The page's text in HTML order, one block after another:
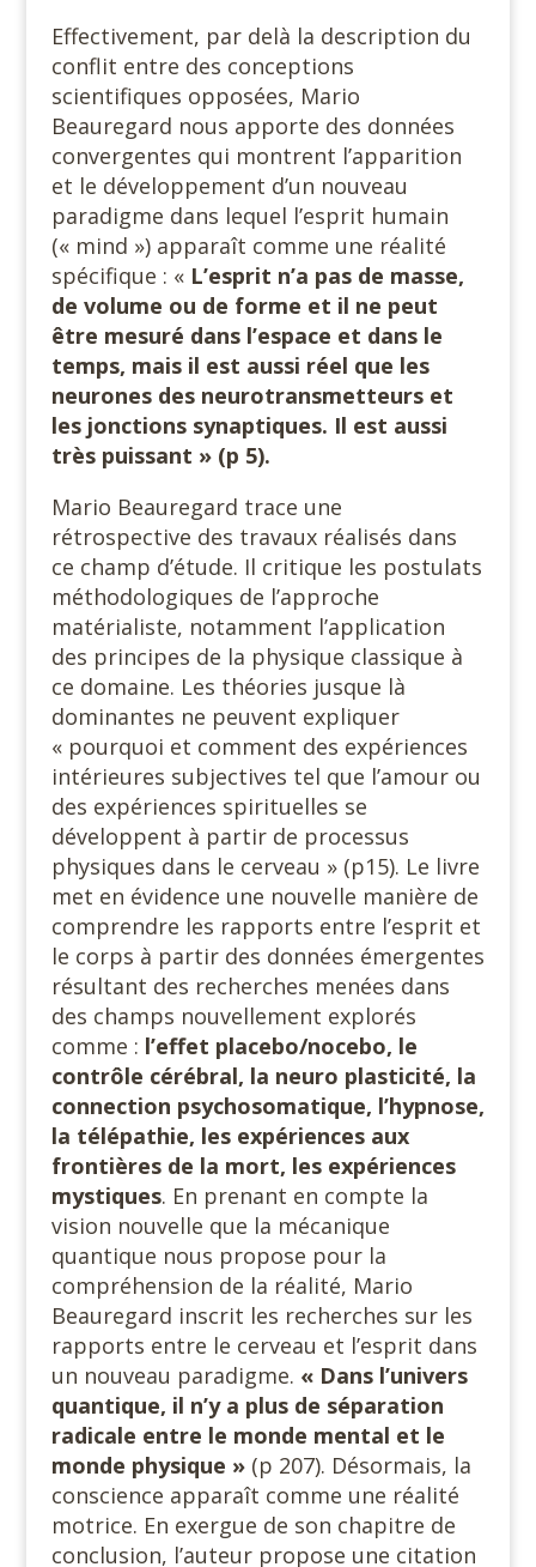
Effectivement, par delà la description du
conflit entre des conceptions
scientifiques opposées, Mario
Beauregard nous apporte des données
convergentes qui montrent l’apparition
et le développement d’un nouveau
paradigme dans lequel l’esprit humain
(« mind ») apparaît comme une réalité
spécifique : « L’esprit n’a pas de masse,
de volume ou de forme et il ne peut
être mesuré dans l’espace et dans le
temps, mais il est aussi réel que les
neurones des neurotransmetteurs et
les jonctions synaptiques. Il est aussi
très puissant » (p 5).
Mario Beauregard trace une
rétrospective des travaux réalisés dans
ce champ d’étude. Il critique les postulats
méthodologiques de l’approche
matérialiste, notamment l’application
des principes de la physique classique à
ce domaine. Les théories jusque là
dominantes ne peuvent expliquer
« pourquoi et comment des expériences
intérieures subjectives tel que l’amour ou
des expériences spirituelles se
développent à partir de processus
physiques dans le cerveau » (p15). Le livre
met en évidence une nouvelle manière de
comprendre les rapports entre l’esprit et
le corps à partir des données émergentes
résultant des recherches menées dans
des champs nouvellement explorés
comme : l’effet placebo/nocebo, le
contrôle cérébral, la neuro plasticité, la
connection psychosomatique, l’hypnose,
la télépathie, les expériences aux
frontières de la mort, les expériences
mystiques. En prenant en compte la
vision nouvelle que la mécanique
quantique nous propose pour la
compréhension de la réalité, Mario
Beauregard inscrit les recherches sur les
rapports entre le cerveau et l’esprit dans
un nouveau paradigme. « Dans l’univers
quantique, il n’y a plus de séparation
radicale entre le monde mental et le
monde physique »(p 207). Désormais, la
conscience apparaît comme une réalité
motrice. En exergue de son chapitre de
conclusion, l’auteur propose une citation